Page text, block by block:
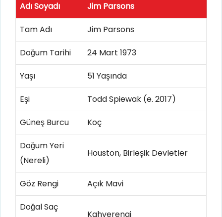
Adı Soyadı Jim Parsons
Tam Adı Jim Parsons
Doğum Tarihi 24 Mart 1973
Yaşı 51 Yaşında
Eşi Todd Spiewak (e. 2017)
Güneş Burcu Koç
Doğum Yeri
(Nereli)
Houston, Birleşik Devletler
Göz Rengi Açık Mavi
Doğal Saç
Kahverengi